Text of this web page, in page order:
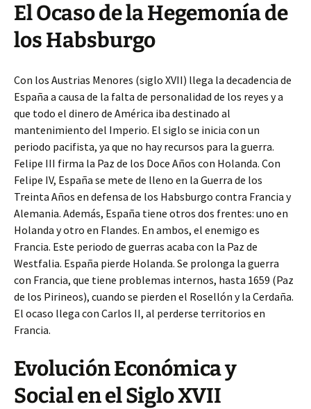
El Ocaso de la Hegemonía de
los Habsburgo
Con los Austrias Menores (siglo XVII) llega la decadencia de
España a causa de la falta de personalidad de los reyes y a
que todo el dinero de América iba destinado al
mantenimiento del Imperio. El siglo se inicia con un
periodo pacifista, ya que no hay recursos para la guerra.
Felipe III firma la Paz de los Doce Años con Holanda. Con
Felipe IV, España se mete de lleno en la Guerra de los
Treinta Años en defensa de los Habsburgo contra Francia y
Alemania. Además, España tiene otros dos frentes: uno en
Holanda y otro en Flandes. En ambos, el enemigo es
Francia. Este periodo de guerras acaba con la Paz de
Westfalia. España pierde Holanda. Se prolonga la guerra
con Francia, que tiene problemas internos, hasta 1659 (Paz
de los Pirineos), cuando se pierden el Rosellón y la Cerdaña.
El ocaso llega con Carlos II, al perderse territorios en
Francia.
Evolución Económica y
Social en el Siglo XVII